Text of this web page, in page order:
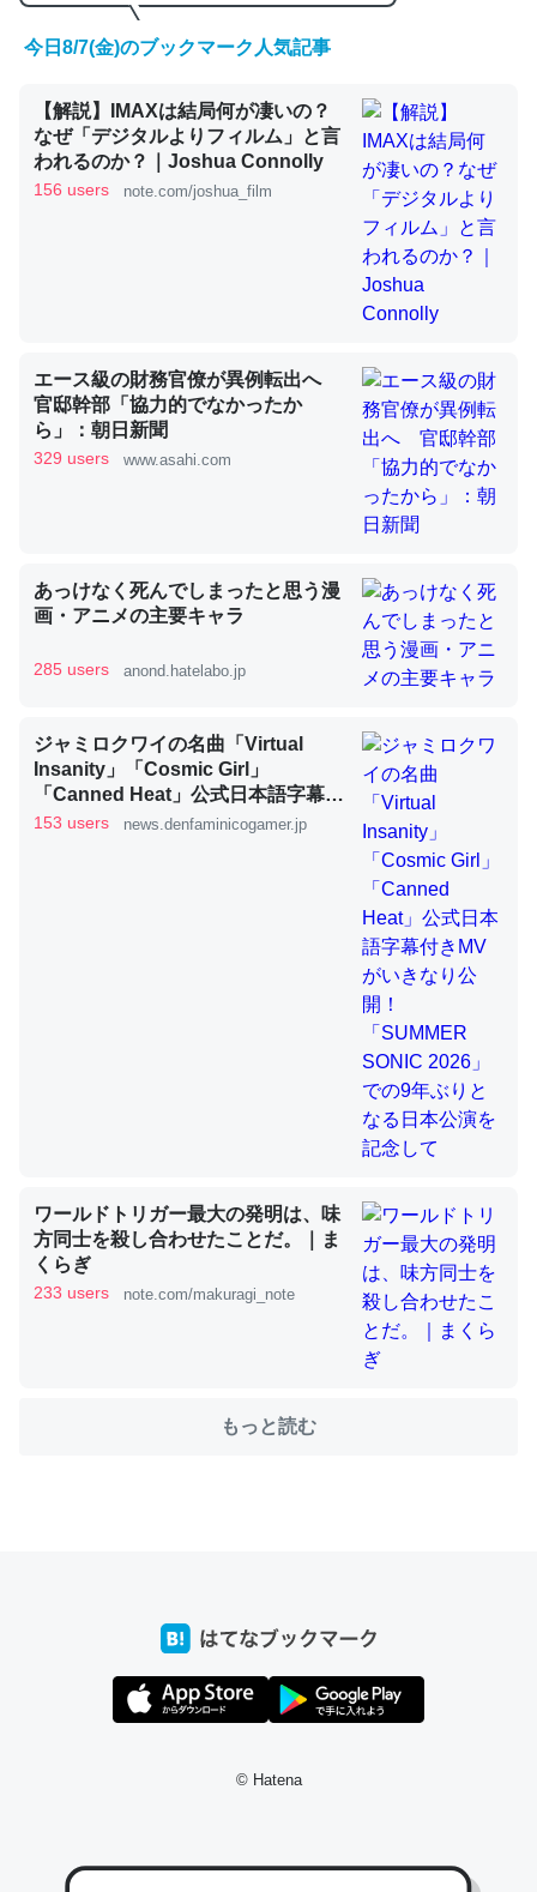
くらい。小説でいう「ずっと前の伏線」は回収されないけ
ど、短期記憶というには多い分量。進化すればするほど分
かりやすく強くなりそう
─GPTの仕組みと限界についての考察（１） - conceptualization
昆虫ってカルシウム少ないのか。知らんかった。調べたら
コオロギのカルシウム分はエビの600分の1程度。
─ニュース :: 【研究発表】昆虫学の大問題＝「昆虫はなぜ海にいな
論文では「淡水はカルシウムも酸素も不足してて両方に不
利だから両方が拮抗してるのでは」とあって面白い。海に
いる鋏角類（カブトガニ・ウミグモ）はカルシウムを使わ
ずキチンを強化してる筈だが、酵素が違うのか？
いのか」に関する新仮説
これを元に考えるとカルシウムを大量に使う脊椎動物と貝
類は苦労してるんだな…。腹足類だと殻を無くしてナメク
─ニュース :: 【研究発表】昆虫学の大問題＝「昆虫はなぜ海にいな
ウチもEchoを実家に置いて４年。でたまに覗いてる。ぼ
位置情報を共有してる。電池残量や充電中かが分かるので
これ見て生きてるなって分かる。
─たまにLINEするくらいだった遠方の父67歳と僕。ITツール導入で
コミュニケーションが劇的に変化した｜tayorini by LIFULL介護
たいなのでネット環境作ったけどAlexaしか使わないので
今日8/7(金)のブックマーク人気記事
【解説】IMAXは結局何が凄いの？
なぜ「デジタルよりフィルム」と言
われるのか？｜Joshua Connolly
156 users note.com/joshua_film
エース級の財務官僚が異例転出へ
官邸幹部「協力的でなかったか
ら」：朝日新聞
329 users www.asahi.com
あっけなく死んでしまったと思う漫
画・アニメの主要キャラ
285 users anond.hatelabo.jp
ジャミロクワイの名曲「Virtual
Insanity」「Cosmic Girl」
「Canned Heat」公式日本語字幕付
きMVがいきなり公開！「SUMMER
153 users news.denfaminicogamer.jp
ワールドトリガー最大の発明は、味
方同士を殺し合わせたことだ。｜ま
くらぎ
233 users note.com/makuragi_note
もっと読む
© Hatena